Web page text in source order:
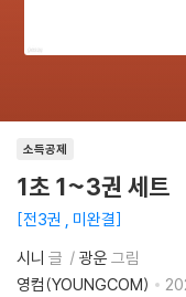
소득공제
1초 1~3권 세트
전3권 , 미완결
시니 글 광운 그림
영컴(YOUNGCOM)